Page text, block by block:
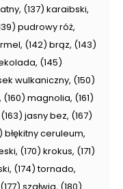
(137) karaibski,
pudrowy róż,
(142) brąz, (143)
(145)
wulkaniczny, (150)
(160) magnolia, (161)
jasny bez, (167)
błękitny ceruleum,
(170) krokus, (171)
(174) tornado,